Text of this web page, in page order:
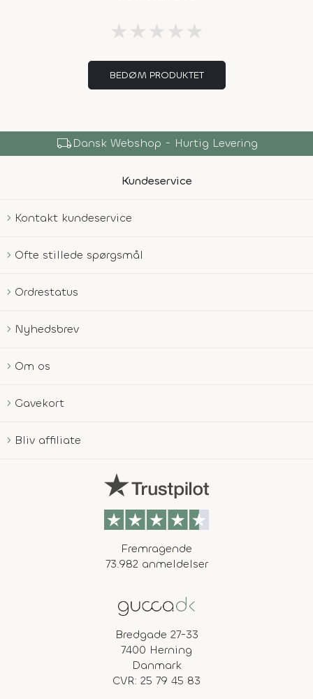
★ ★ ★ ★ ★
BEDØM PRODUKTET
local_shippingDansk Webshop - Hurtig Levering
Kundeservice
Kontakt kundeservice
Ofte stillede spørgsmål
Ordrestatus
Nyhedsbrev
Om os
Gavekort
Bliv affiliate
Fremragende
73.982 anmeldelser
Bredgade 27-33
7400 Herning
Danmark
CVR: 25 79 45 83